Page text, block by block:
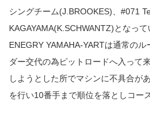
シングチーム(J.BROOKES)、#071
KAGAYAMA(K.SCHWANTZ)となっ
ENEGRY YAMAHA-YARTは通常の
ダー交代の為ピットロードへ入って
しようとした所でマシンに不具合が
を行い10番手まで順位を落としコー